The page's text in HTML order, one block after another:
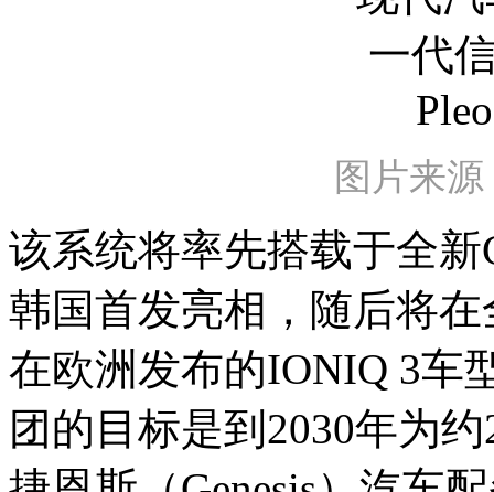
图片来
该系统将率先搭载于全
韩国首发亮相，随后将
在欧洲发布的IONIQ 3车
团的目标是到2030年为